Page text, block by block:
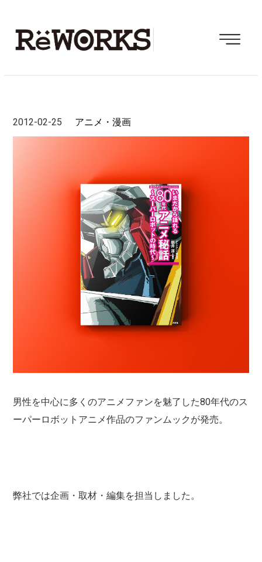
2012-02-25 アニメ・漫画
男性を中心に多くのアニメファンを魅了した80年代のス
ーパーロボットアニメ作品のファンムックが発売。
弊社では企画・取材・編集を担当しました。